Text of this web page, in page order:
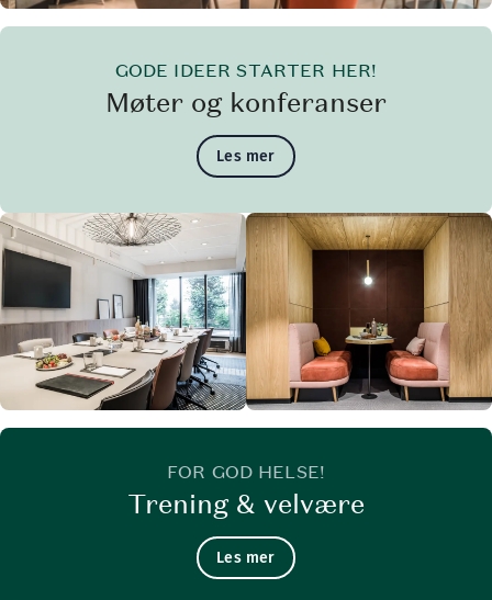
GODE IDEER STARTER HER!
Møter og konferanser
Les mer
FOR GOD HELSE!
Trening & velvære
Les mer
Mandag-Søndag: Stengt